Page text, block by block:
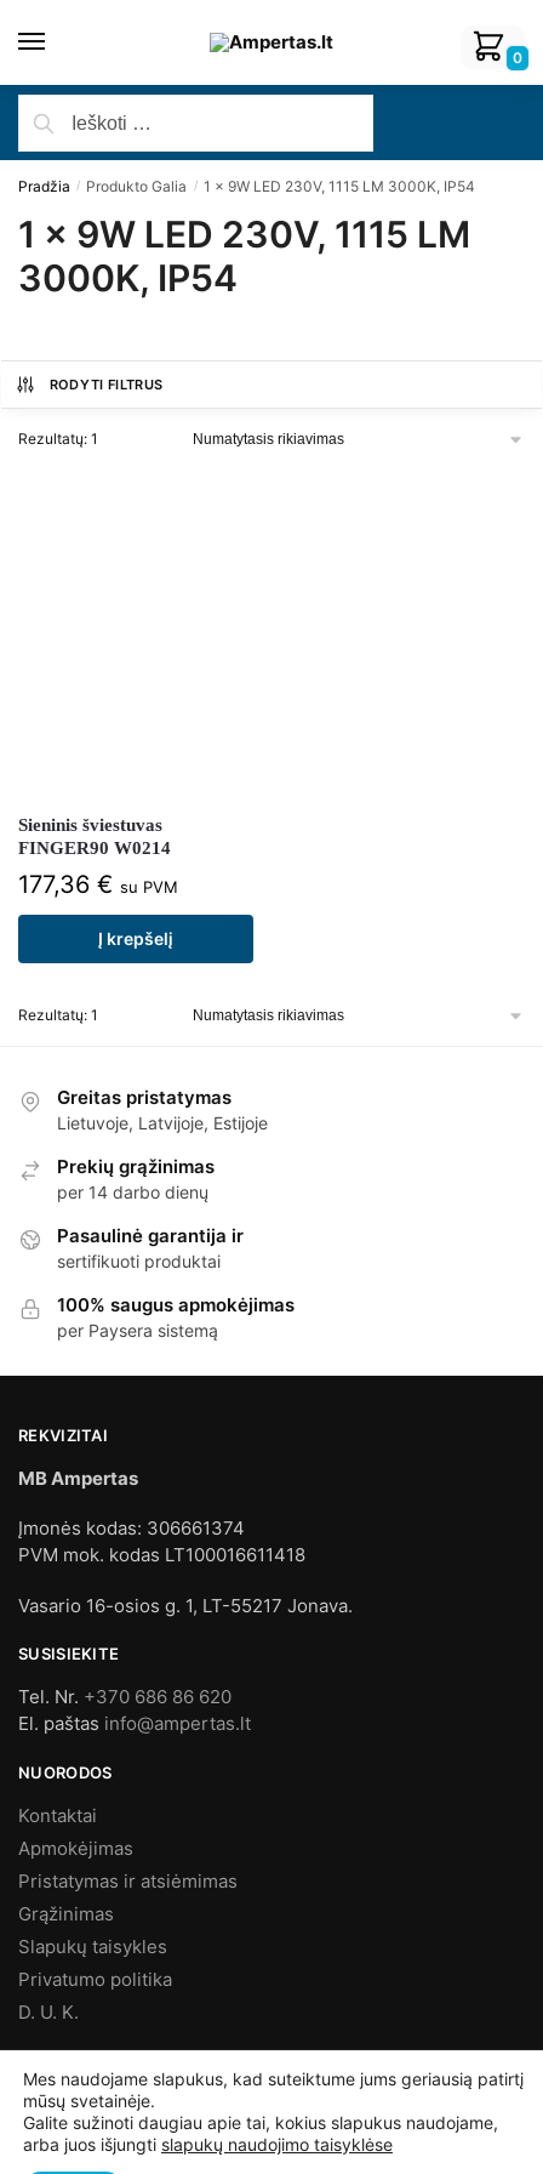
0
Pradžia / Produkto Galia / 1 x 9W LED 230V, 1115 LM 3000K, IP54
1 x 9W LED 230V, 1115 LM
3000K, IP54
RODYTI FILTRUS
Rezultatų: 1
Sieninis šviestuvas
FINGER90 W0214
177,36 € su PVM
Į krepšelį
Rezultatų: 1
Greitas pristatymas
Lietuvoje, Latvijoje, Estijoje
Prekių grąžinimas
per 14 darbo dienų
Pasaulinė garantija ir
sertifikuoti produktai
100% saugus apmokėjimas
per Paysera sistemą
REKVIZITAI
MB Ampertas
Įmonės kodas: 306661374
PVM mok. kodas LT100016611418
Vasario 16-osios g. 1, LT-55217 Jonava.
SUSISIEKITE
Tel. Nr. +370 686 86 620
El. paštas info@ampertas.lt
NUORODOS
Kontaktai
Apmokėjimas
Pristatymas ir atsiėmimas
Grąžinimas
Slapukų taisykles
Privatumo politika
D. U. K.
©Ampertas.lt2025, Visos teisės saugomos
Mes naudojame slapukus, kad suteiktume jums geriausią patirtį
mūsų svetainėje.
Galite sužinoti daugiau apie tai, kokius slapukus naudojame,
arba juos išjungti slapukų naudojimo taisyklėse